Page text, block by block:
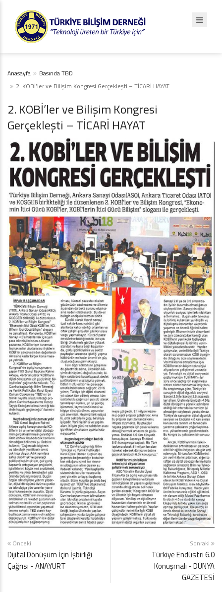
Anasayfa
Basında TBD
2. KOBİ’ler ve Bilişim Kongresi Gerçekleşti – TİCARİ HAYAT
2. KOBİ’ler ve Bilişim Kongresi
Gerçekleşti – TİCARİ HAYAT
Önceki
Dijital Dönüşüm İçin İşbirliği
Çağrısı - ANAYURT
Sonraki
Türkiye Endüstri 6.0
Konuşmalı - DÜNYA
GAZETESİ